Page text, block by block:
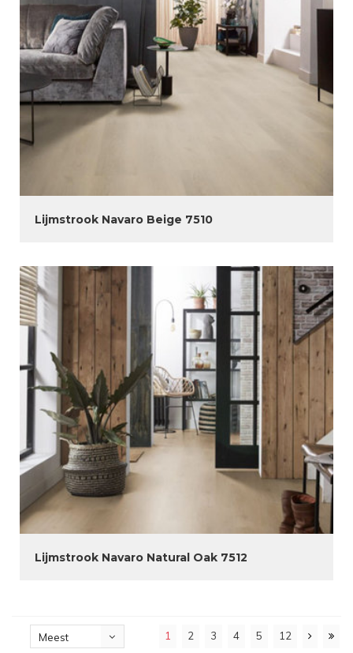
Lijmstrook Navaro Beige 7510
Lijmstrook Navaro Natural Oak 7512
Meest
1 2 3 4 5 12